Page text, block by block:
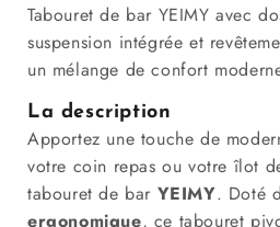
Tabouret de bar YEIMY avec
suspension intégrée et
un mélange de confort
La description
Apportez une touche de
votre coin repas ou votre îlot
tabouret de bar YEIMY. Doté
ergonomique, ce tabouret